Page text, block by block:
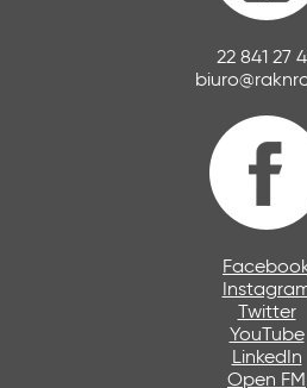
22 841 27
Twitter
YouTube
LinkedIn
Open FM